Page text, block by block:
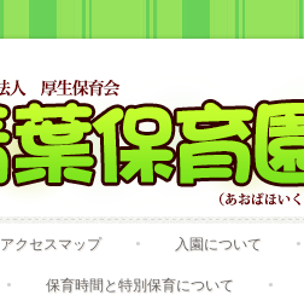
content
アクセスマップ 入園について
保育時間と特別保育について